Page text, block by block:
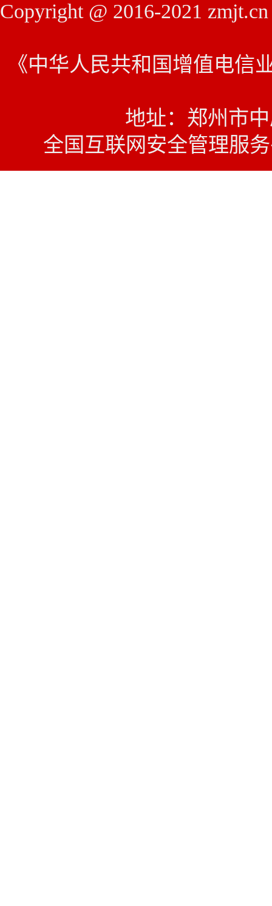
Copyright @ 2016-2021
《中华人民共和国增值电信
地址：郑州市
全国互联网安全管理服